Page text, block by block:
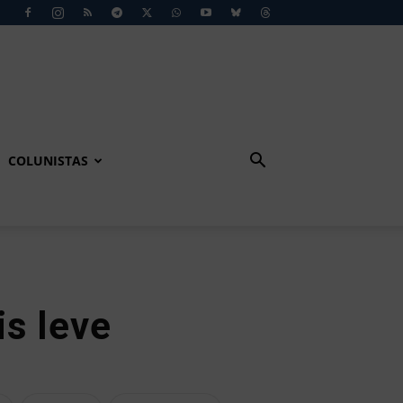
COLUNISTAS
leve